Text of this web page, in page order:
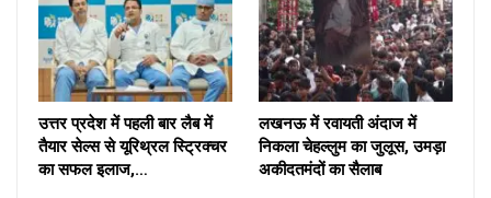
उत्तर प्रदेश में पहली बार लैब में
तैयार सेल्स से यूरिथ्रल स्ट्रिक्चर
का सफल इलाज,…
लखनऊ में रवायती अंदाज में
निकला चेहल्लुम का जुलूस, उमड़ा
अकीदतमंदों का सैलाब